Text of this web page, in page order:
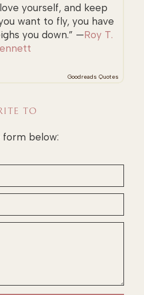
yourself, and keep
want to fly, you have
you down.” —Roy T.
Goodreads Quotes
TO
form below: